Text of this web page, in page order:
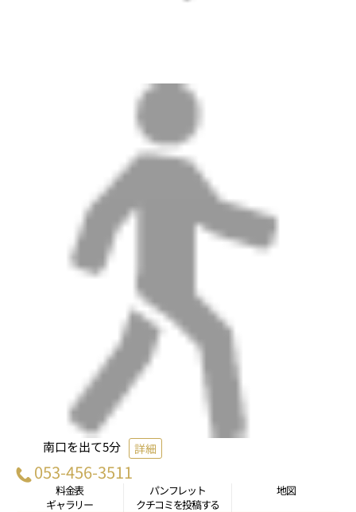
南口を出て5分 詳細
053-456-3511
料金表 パンフレット
地図
ギャラリー
クチコミを投稿する